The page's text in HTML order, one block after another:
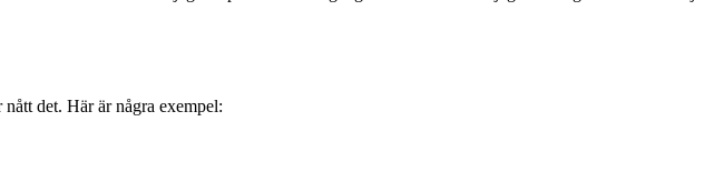
det. Här är några exempel: